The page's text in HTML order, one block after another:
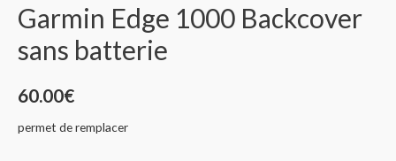
Garmin Edge 1000 Backcover
sans batterie
60.00€
permet de remplacer